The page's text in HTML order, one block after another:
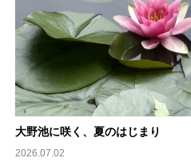
大野池に咲く、夏のはじまり
2026.07.02